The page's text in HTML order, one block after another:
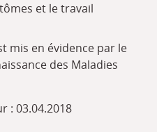
et le travail
mis en évidence par le
des Maladies
: 03.04.2018